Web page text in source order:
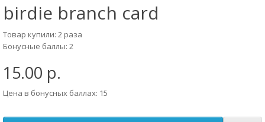
birdie branch card
Товар купили: 2 раза
Бонусные баллы: 2
15.00 р.
Цена в бонусных баллах: 15